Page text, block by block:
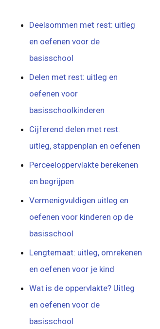
Deelsommen met rest: uitleg
en oefenen voor de
basisschool
Delen met rest: uitleg en
oefenen voor
basisschoolkinderen
Cijferend delen met rest:
uitleg, stappenplan en oefenen
Perceeloppervlakte berekenen
en begrijpen
Vermenigvuldigen uitleg en
oefenen voor kinderen op de
basisschool
Lengtemaat: uitleg, omrekenen
en oefenen voor je kind
Wat is de oppervlakte? Uitleg
en oefenen voor de
basisschool